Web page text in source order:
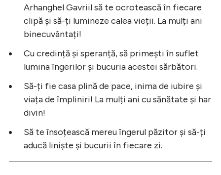
Arhanghel Gavriil să te ocrotească în fiecare
clipă și să-ți lumineze calea vieții. La mulți ani
binecuvântați!
Cu credință și speranță, să primești în suflet
lumina îngerilor și bucuria acestei sărbători.
Să-ți fie casa plină de pace, inima de iubire și
viața de împliniri! La mulți ani cu sănătate și har
divin!
Să te însoțească mereu îngerul păzitor și să-ți
aducă liniște și bucurii în fiecare zi.